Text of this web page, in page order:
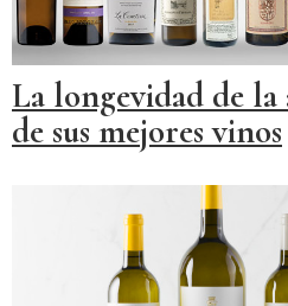
La longevidad de la
de sus mejores vinos